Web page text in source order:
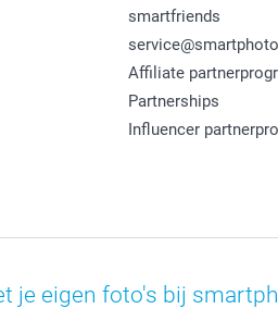
smartfriends
Affiliate
Partnerships
Influencer
je eigen foto's bij